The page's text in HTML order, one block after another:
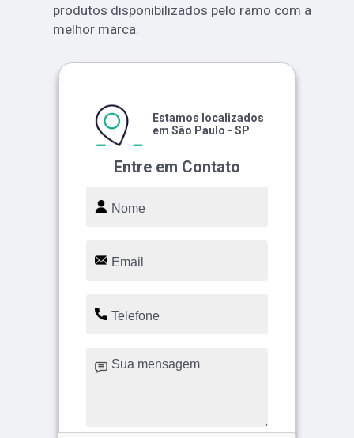
produtos disponibilizados pelo ramo com a
melhor marca.
Entre em Contato
Estamos localizados
em São Paulo - SP